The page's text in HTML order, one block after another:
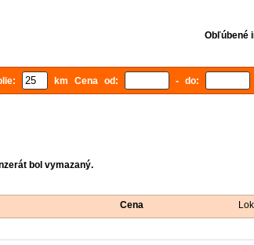
Obľúbené
km Cena od: - do:
bol vymazaný.
Cena